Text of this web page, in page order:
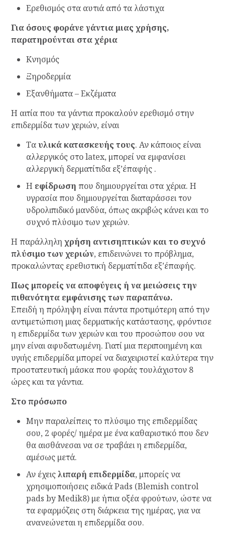
Ερεθισμός στα αυτιά από τα λάστιχα
Για όσους φοράνε γάντια μιας χρήσης,
παρατηρούνται στα χέρια
Κνησμός
Ξηροδερμία
Εξανθήματα – Εκζέματα
Η αιτία που τα γάντια προκαλούν ερεθισμό στην
επιδερμίδα των χεριών, είναι
Ταυλικά κατασκευής τους. Αν κάποιος είναι
αλλεργικός στο latex, μπορεί να εμφανίσει
αλλεργική δερματίτιδα εξ’έπαφής .
Η εφίδρωση που δημιουργείται στα χέρια. Η
υγρασία που δημιουργείται διαταράσσει τον
υδρολιπιδικό μανδύα, όπως ακριβώς κάνει και το
συχνό πλύσιμο των χεριών.
Η παράλληλη χρήση αντισηπτικών και το συχνό
πλύσιμο των χεριών, επιδεινώνει το πρόβλημα,
προκαλώντας ερεθιστική δερματίτιδα εξ’έπαφής.
Πως μπορείς να αποφύγεις ή να μειώσεις την
πιθανότητα εμφάνισης των παραπάνω.
Επειδή η πρόληψη είναι πάντα προτιμότερη από την
αντιμετώπιση μιας δερματικής κατάστασης, φρόντισε
η επιδερμίδα των χεριών και του προσώπου σου να
μην είναι αφυδατωμένη. Γιατί μια περιποιημένη και
υγιής επιδερμίδα μπορεί να διαχειριστεί καλύτερα την
προστατευτική μάσκα που φοράς τουλάχιστον 8
ώρες και τα γάντια.
Στο πρόσωπο
Μην παραλείπεις το πλύσιμο της επιδερμίδας
σου, 2 φορές/ ημέρα με ένα καθαριστικό που δεν
θα αισθάνεσαι να σε τραβάει η επιδερμίδα,
αμέσως μετά.
Αν έχειςλιπαρή επιδερμίδα, μπορείς να
χρησιμοποιήσεις ειδικά Pads (Blemish control
pads by Medik8) με ήπια οξέα φρούτων, ώστε να
τα εφαρμόζεις στη διάρκεια της ημέρας, για να
ανανεώνεται η επιδερμίδα σου.